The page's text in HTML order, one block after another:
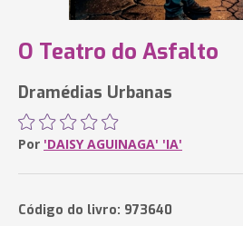
O Teatro do Asfalto
Dramédias Urbanas
Por 'DAISY AGUINAGA' 'IA'
Código do livro: 973640